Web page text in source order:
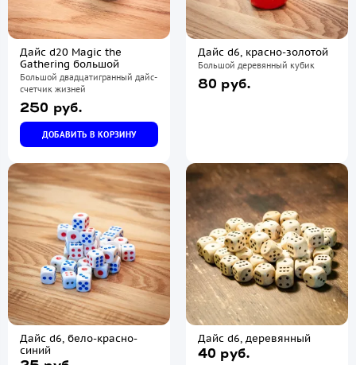
Дайс d20 Magic the
Gathering большой
Большой двадцатигранный дайс-
счетчик жизней
250 руб.
ДОБАВИТЬ В КОРЗИНУ
Дайс d6, красно-золотой
Большой деревянный кубик
80 руб.
Дайс d6, бело-красно-
синий
Дайс d6, деревянный
40 руб.